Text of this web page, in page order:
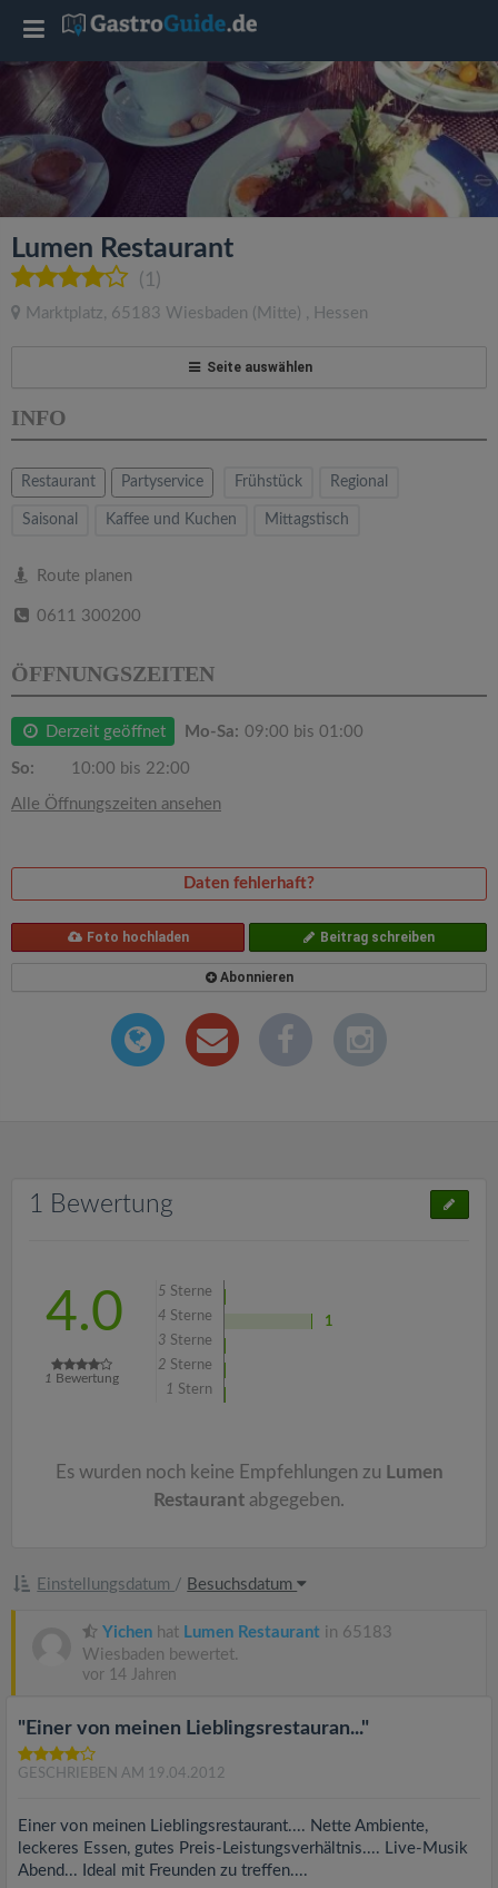
Lumen Restaurant
(1)
Marktplatz, 65183 Wiesbaden (Mitte) , Hessen
Seite auswählen
INFO
Restaurant Partyservice Frühstück Regional
Saisonal Kaffee und Kuchen Mittagstisch
Route planen
0611 300200
ÖFFNUNGSZEITEN
Derzeit geöffnet Mo-Sa: 09:00 bis 01:00
So: 10:00 bis 22:00
Alle Öffnungszeiten ansehen
Daten fehlerhaft?
Foto hochladen Beitrag schreiben
Abonnieren
1 Bewertung
4.0
1 Bewertung
5 Sterne
4 Sterne
1
3 Sterne
2 Sterne
1 Stern
Es wurden noch keine Empfehlungen zu Lumen
Restaurant abgegeben.
Einstellungsdatum / Besuchsdatum
Yichen hat Lumen Restaurant in 65183
Wiesbaden bewertet.
vor 14 Jahren
"Einer von meinen Lieblingsrestauran..."
GESCHRIEBEN AM 19.04.2012
Einer von meinen Lieblingsrestaurant.... Nette Ambiente,
leckeres Essen, gutes Preis-Leistungsverhältnis.... Live-Musik
Abend... Ideal mit Freunden zu treffen....
T
o
g
l
e
a
v
g
a
t
i